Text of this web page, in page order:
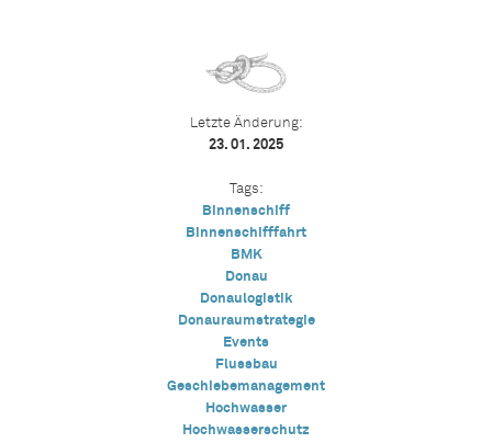
Letzte Änderung:
23. 01. 2025
Tags:
Binnenschiff
Binnenschifffahrt
BMK
Donau
Donaulogistik
Donauraumstrategie
Events
Flussbau
Geschiebemanagement
Hochwasser
Hochwasserschutz